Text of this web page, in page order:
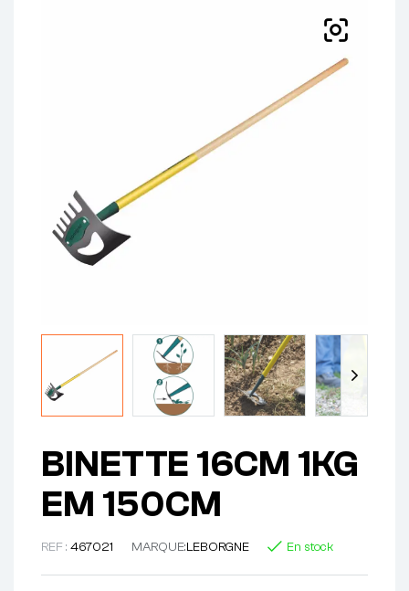
BINETTE 16CM 1KG
EM 150CM
REF : 467021 MARQUE:LEBORGNE En stock